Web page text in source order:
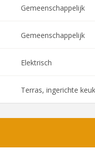
Gemeenschappelijk
Gemeenschappelijk
Elektrisch
Terras, ingerichte